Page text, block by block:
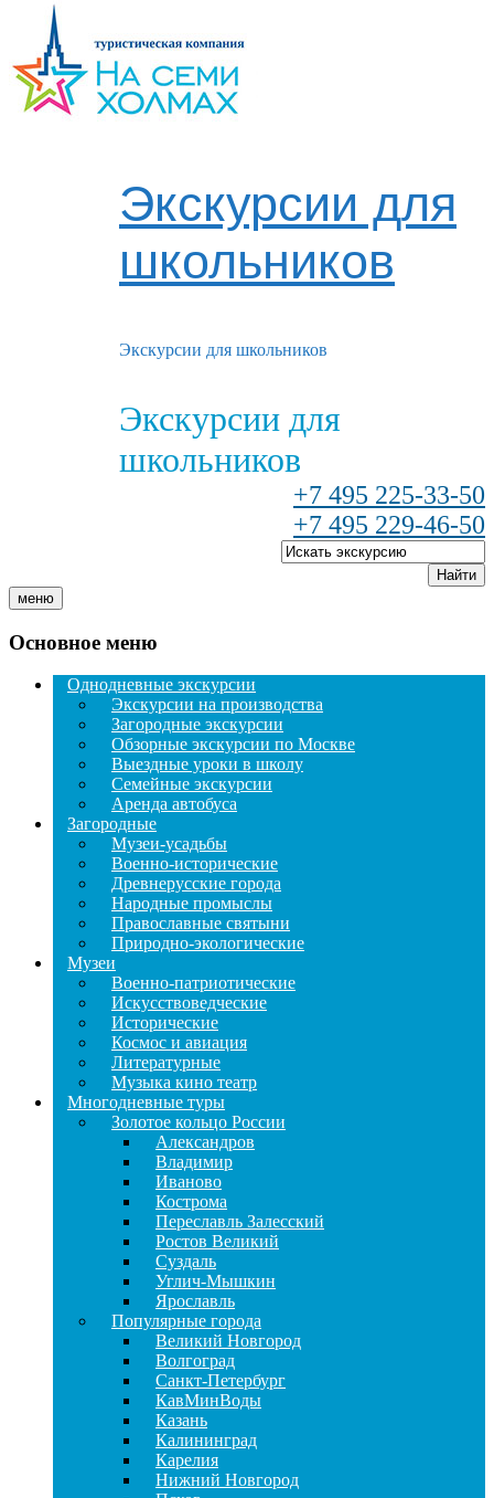
Экскурсии для
школьников
Экскурсии для школьников
Экскурсии для
школьников
+7 495 225-33-50
+7 495 229-46-50
Найти
меню
Основное меню
Однодневные экскурсии
Экскурсии на производства
Загородные экскурсии
Обзорные экскурсии по Москве
Выездные уроки в школу
Семейные экскурсии
Аренда автобуса
Загородные
Музеи-усадьбы
Военно-исторические
Древнерусские города
Народные промыслы
Православные святыни
Природно-экологические
Музеи
Военно-патриотические
Искусствоведческие
Исторические
Космос и авиация
Литературные
Музыка кино театр
Многодневные туры
Золотое кольцо России
Александров
Владимир
Иваново
Кострома
Переславль Залесский
Ростов Великий
Суздаль
Углич-Мышкин
Ярославль
Популярные города
Великий Новгород
Волгоград
Санкт-Петербург
КавМинВоды
Казань
Калининград
Карелия
Нижний Новгород